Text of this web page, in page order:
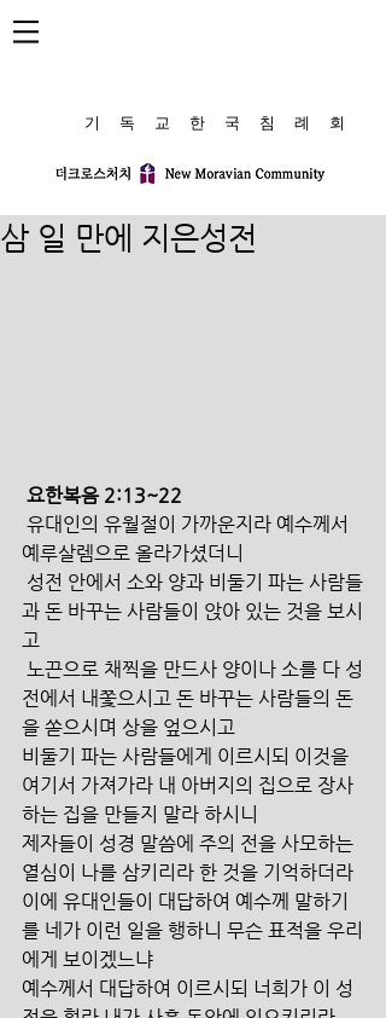
​기 독 교 한 국 침 례 회
삼 일 만에 지은성전
요한복음 2:13~22
예루살렘으로 올라가셨더니
과 돈 바꾸는 사람들이 앉아 있는 것을 보시
고
전에서 내쫓으시고 돈 바꾸는 사람들의 돈
을 쏟으시며 상을 엎으시고
비둘기 파는 사람들에게 이르시되 이것을
여기서 가져가라 내 아버지의 집으로 장사
하는 집을 만들지 말라 하시니
제자들이 성경 말씀에 주의 전을 사모하는
열심이 나를 삼키리라 한 것을 기억하더라
이에 유대인들이 대답하여 예수께 말하기
를 네가 이런 일을 행하니 무슨 표적을 우리
에게 보이겠느냐
예수께서 대답하여 이르시되 너희가 이 성